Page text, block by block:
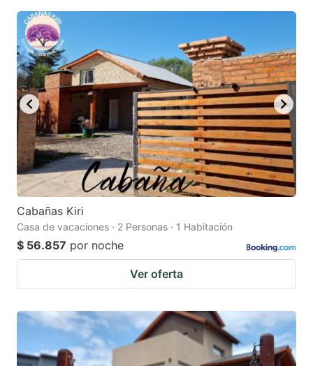
Cabañas Kiri
Casa de vacaciones · 2 Personas · 1 Habitación
$ 56.857 por noche
Ver oferta